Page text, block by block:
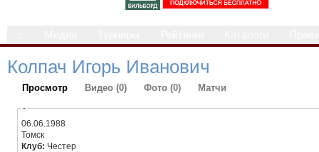
Колпач Игорь Иванович
Просмотр Видео (0) Фото (0) Матчи
-
06.06.1988
Томск
Клуб: Честер